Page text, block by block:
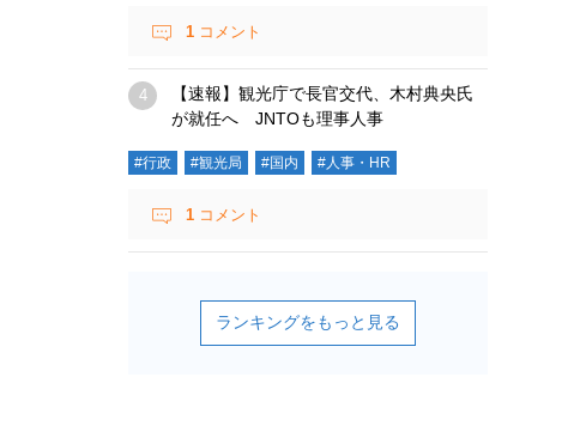
1 コメント
【速報】観光庁で長官交代、木村典央氏
が就任へ JNTOも理事人事
#行政 #観光局 #国内 #人事・HR
1 コメント